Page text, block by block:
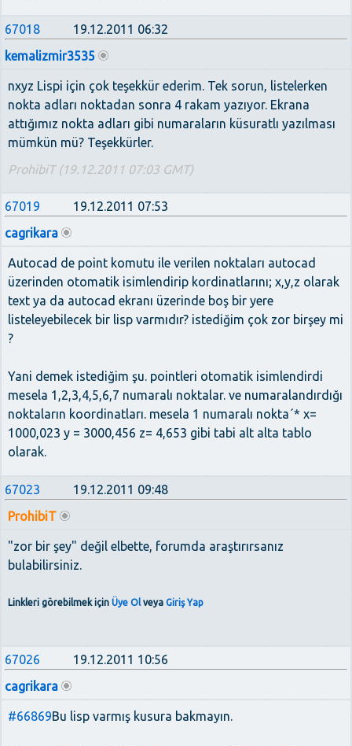
67018
19.12.2011 06:32
kemalizmir3535
nxyz Lispi için çok teşekkür ederim. Tek sorun, listelerken
nokta adları noktadan sonra 4 rakam yazıyor. Ekrana
attığımız nokta adları gibi numaraların küsuratlı yazılması
mümkün mü? Teşekkürler.
ProhibiT (19.12.2011 07:03 GMT)
67019
19.12.2011 07:53
cagrikara
Autocad de point komutu ile verilen noktaları autocad
üzerinden otomatik isimlendirip kordinatlarını; x,y,z olarak
text ya da autocad ekranı üzerinde boş bir yere
listeleyebilecek bir lisp varmıdır? istediğim çok zor birşey mi
?
Yani demek istediğim şu. pointleri otomatik isimlendirdi
mesela 1,2,3,4,5,6,7 numaralı noktalar. ve numaralandırdığı
noktaların koordinatları. mesela 1 numaralı nokta´* x=
1000,023 y = 3000,456 z= 4,653 gibi tabi alt alta tablo
olarak.
67023
19.12.2011 09:48
ProhibiT
"zor bir şey" değil elbette, forumda araştırırsanız
bulabilirsiniz.
Linkleri görebilmek için Üye Olveya Giriş Yap
67026
19.12.2011 10:56
cagrikara
#66869Bu lisp varmış kusura bakmayın.